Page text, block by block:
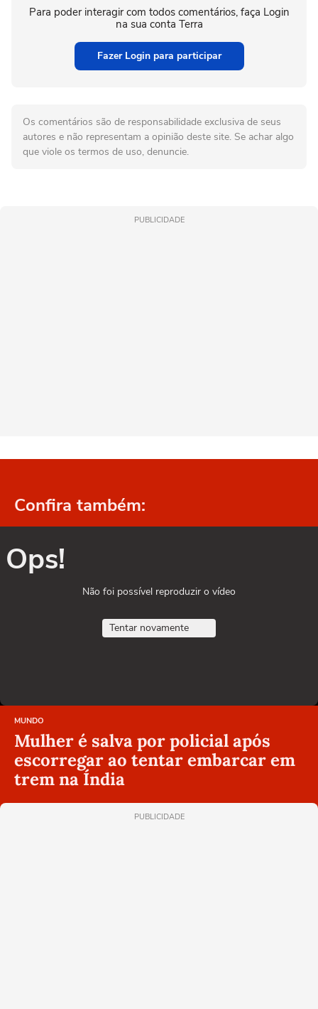
Para poder interagir com todos comentários, faça Login
na sua conta Terra
Fazer Login para participar
Os comentários são de responsabilidade exclusiva de seus
autores e não representam a opinião deste site. Se achar algo
que viole os termos de uso, denuncie.
PUBLICIDADE
Confira também:
Ops!
Não foi possível reproduzir o vídeo
Tentar novamente
MUNDO
Mulher é salva por policial após
escorregar ao tentar embarcar em
trem na Índia
PUBLICIDADE